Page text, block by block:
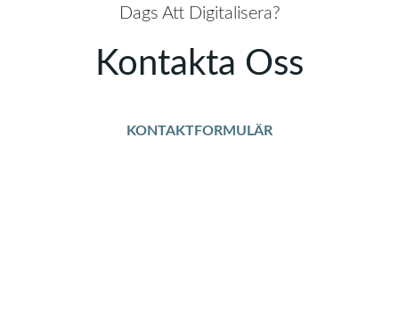
Dags Att Digitalisera?
Kontakta Oss
KONTAKTFORMULÄR